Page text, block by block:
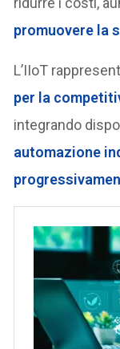
promuovere la
L’IIoT
per la
integrando
automazione